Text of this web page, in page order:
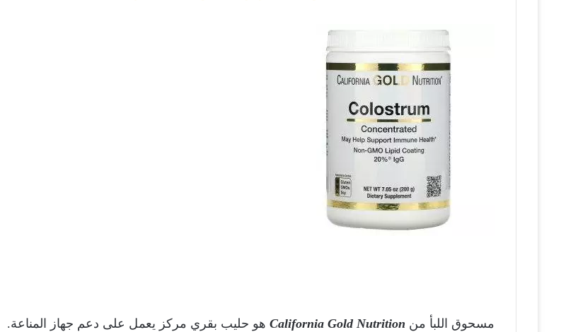
مسحوق اللبأ من California Gold Nutrition هو حليب بقري مركز يعمل على دعم جهاز المناعة.